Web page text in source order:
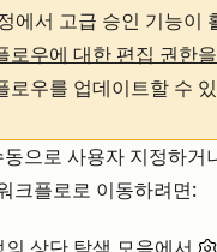
에서 고급 승인 기능이
로우에 대한 편집 권한을
로우를 업데이트할 수
으로 사용자 지정하거
크플로로 이동하려면:
상단 탐색 모음에서